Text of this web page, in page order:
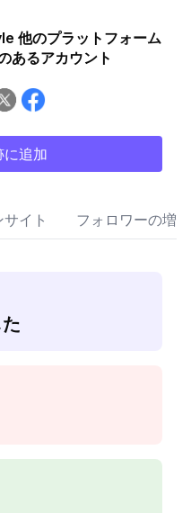
他のプラットフォーム
あるアカウント
に追加
イト フォロワーの増加